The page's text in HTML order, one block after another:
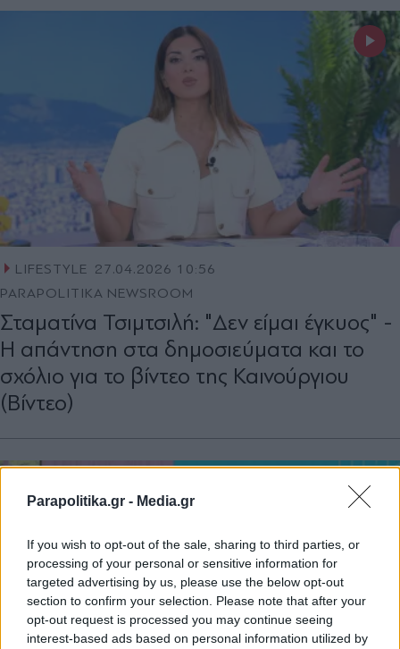
Parapolitika.gr - Media.gr
If you wish to opt-out of the sale, sharing to third parties, or
processing of your personal or sensitive information for
targeted advertising by us, please use the below opt-out
section to confirm your selection. Please note that after your
opt-out request is processed you may continue seeing
interest-based ads based on personal information utilized by
LIFESTYLE 27.04.2026 10:56
PARAPOLITIKA NEWSROOM
Σταματίνα Τσιμτσιλή: "Δεν είμαι έγκυος" -
Η απάντηση στα δημοσιεύματα και το
σχόλιο για το βίντεο της Καινούργιου
(Βίντεο)